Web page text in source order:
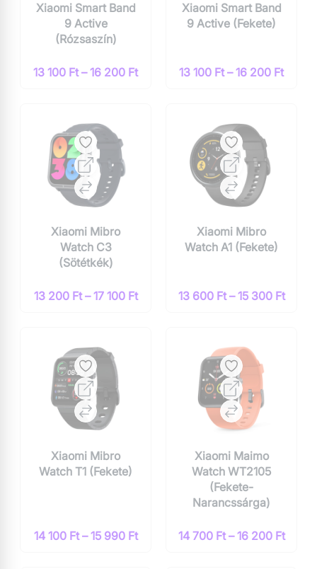
Xiaomi Smart Band
9 Active
(Rózsaszín)
13 100 Ft – 16 200 Ft
Xiaomi Smart Band
9 Active (Fekete)
13 100 Ft – 16 200 Ft
Xiaomi Mibro
Watch C3
(Sötétkék)
13 200 Ft – 17 100 Ft
Xiaomi Mibro
Watch A1 (Fekete)
13 600 Ft – 15 300 Ft
Xiaomi Mibro
Watch T1 (Fekete)
14 100 Ft – 15 990 Ft
Xiaomi Maimo
Watch WT2105
(Fekete-
Narancssárga)
14 700 Ft – 16 200 Ft